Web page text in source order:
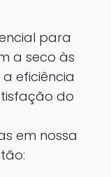
para
a seco às
eficiência
do
em nossa